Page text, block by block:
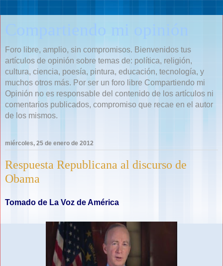
Compartiendo mi opinión
Foro libre, amplio, sin compromisos. Bienvenidos tus
artículos de opinión sobre temas de: política, religión,
cultura, ciencia, poesía, pintura, educación, tecnología, y
muchos otros más. Por ser un foro libre Compartiendo mi
Opinión no es responsable del contenido de los artículos ni
comentarios publicados, compromiso que recae en el autor
de los mismos.
miércoles, 25 de enero de 2012
Respuesta Republicana al discurso de
Obama
Tomado de La Voz de América